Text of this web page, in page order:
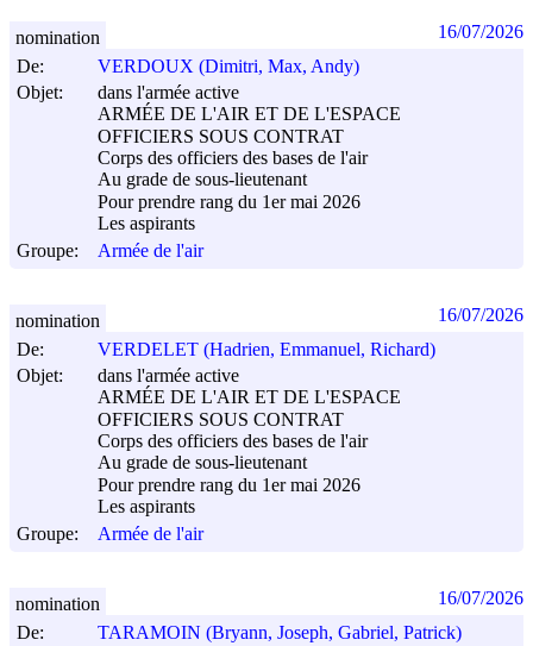
De:
VERDOUX (Dimitri, Max, Andy)
Objet:
dans l'armée active
ARMÉE DE L'AIR ET DE L'ESPACE
OFFICIERS SOUS CONTRAT
Corps des officiers des bases de l'air
Au grade de sous-lieutenant
Pour prendre rang du 1er mai 2026
Les aspirants
Groupe:
Armée de l'air
nomination 16/07/2026
De:
VERDELET (Hadrien, Emmanuel, Richard)
Objet:
dans l'armée active
ARMÉE DE L'AIR ET DE L'ESPACE
OFFICIERS SOUS CONTRAT
Corps des officiers des bases de l'air
Au grade de sous-lieutenant
Pour prendre rang du 1er mai 2026
Les aspirants
Groupe:
Armée de l'air
nomination 16/07/2026
De:
TARAMOIN (Bryann, Joseph, Gabriel, Patrick)
nomination 16/07/2026